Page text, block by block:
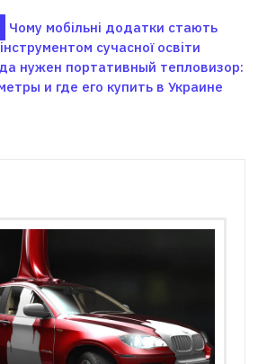
Чому мобільні додатки стають
сучасної освіти
нужен портативный тепловизор:
и где его купить в Украине